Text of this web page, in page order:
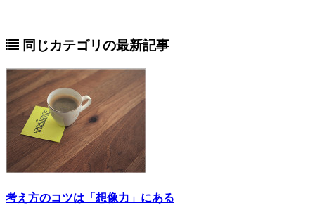
同じカテゴリの最新記事
考え方のコツは「想像力」にある